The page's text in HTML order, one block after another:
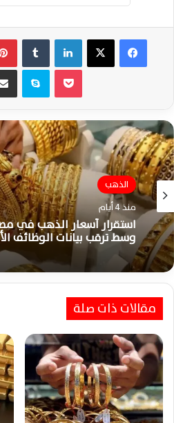
فيسبوك ‫X لينكدإن
سكايب
الذهب
منذ 4 أيام
استقرار أسعار الذهب في مصر
وسط ترقب بيانات الوظائف
الذهب
منذ 5 أيام
أسعار الذهب في مصر تستقر
العالمية وترقب الأسواق
مقالات ذات صلة